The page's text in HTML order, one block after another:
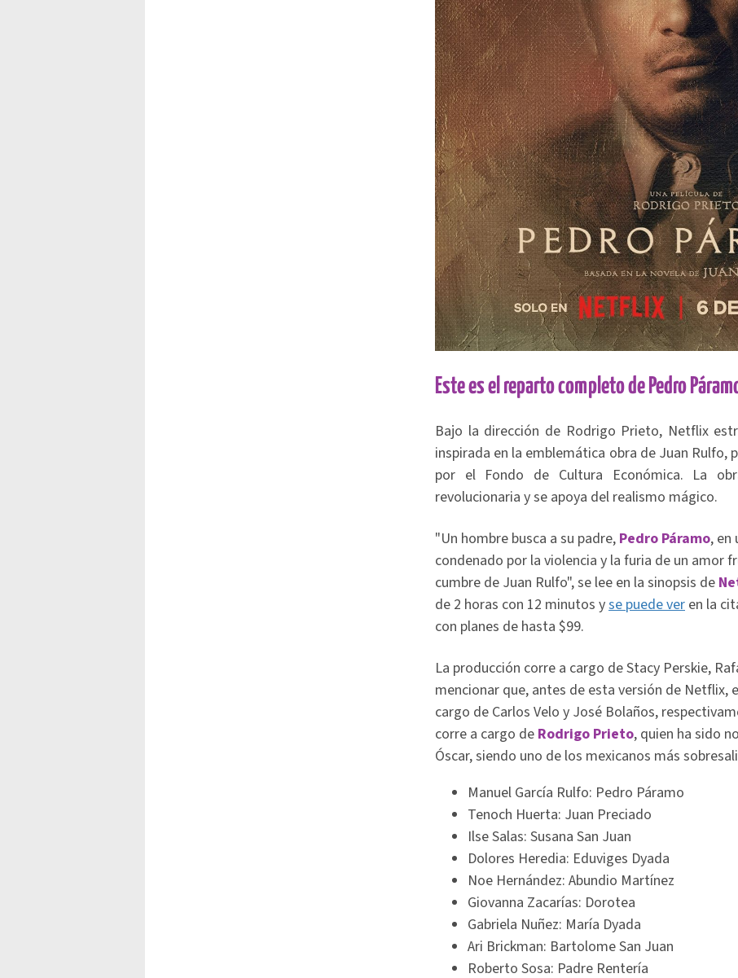
Este es el reparto completo de Pedro
Bajo la dirección de Rodrigo Prieto, Netflix
inspirada en la emblemática obra de Juan Rulfo,
por el Fondo de Cultura Económica. La
revolucionaria y se apoya del realismo mágico.
"Un hombre busca a su padre, Pedro Páramo, en
condenado por la violencia y la furia de un amor
cumbre de Juan Rulfo", se lee en la sinopsis de
de 2 horas con 12 minutos yse puede ver en la
con planes de hasta $99.
La producción corre a cargo de Stacy Perskie,
mencionar que, antes de esta versión de Netflix,
cargo de Carlos Velo y José Bolaños,
corre a cargo de Rodrigo Prieto, quien ha sido
Óscar, siendo uno de los mexicanos más
Manuel García Rulfo: Pedro Páramo
Tenoch Huerta: Juan Preciado
Ilse Salas: Susana San Juan
Dolores Heredia: Eduviges Dyada
Noe Hernández: Abundio Martínez
Giovanna Zacarías: Dorotea
Gabriela Nuñez: María Dyada
Ari Brickman: Bartolome San Juan
Roberto Sosa: Padre Rentería